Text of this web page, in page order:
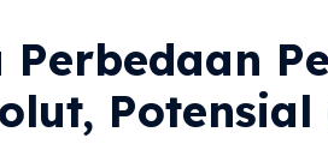
Perbedaan